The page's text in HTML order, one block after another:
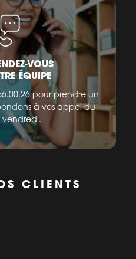
VOUS
ÉQUIPE
pour prendre un
à vos appel du
CLIENTS